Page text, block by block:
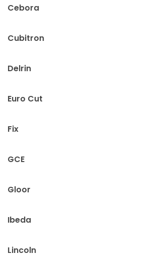
Cebora
Cubitron
Delrin
Euro Cut
Fix
GCE
Gloor
Ibeda
Lincoln